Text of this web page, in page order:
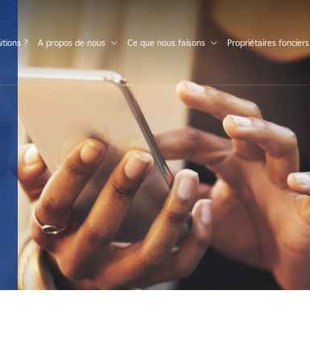
? A propos de nous Ce que nous faisons Propriétaires fonciers